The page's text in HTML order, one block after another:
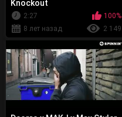
Knockout
2:27
100%
8 лет назад
2 149